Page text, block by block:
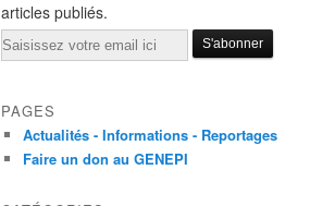
articles publiés.
Email
PAGES
Actualités - Informations - Reportages
Faire un don au GENEPI